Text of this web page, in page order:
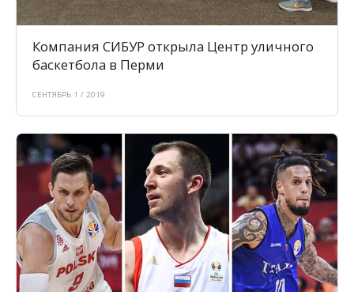
Компания СИБУР открыла Центр уличного
баскетбола в Перми
СЕНТЯБРЬ 1 / 2019